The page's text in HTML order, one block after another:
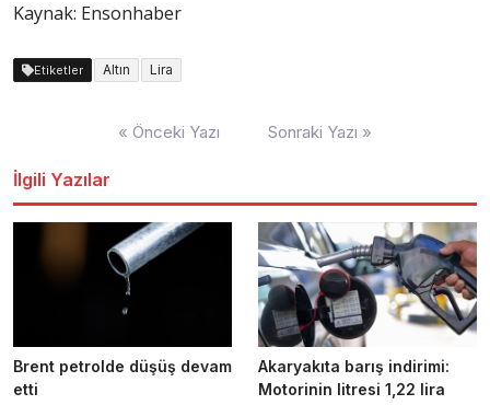
Kaynak: Ensonhaber
Etiketler Altın Lira
« Önceki Yazı Sonraki Yazı »
İlgili Yazılar
Brent petrolde düşüş devam
etti
Akaryakıta barış indirimi:
Motorinin litresi 1,22 lira